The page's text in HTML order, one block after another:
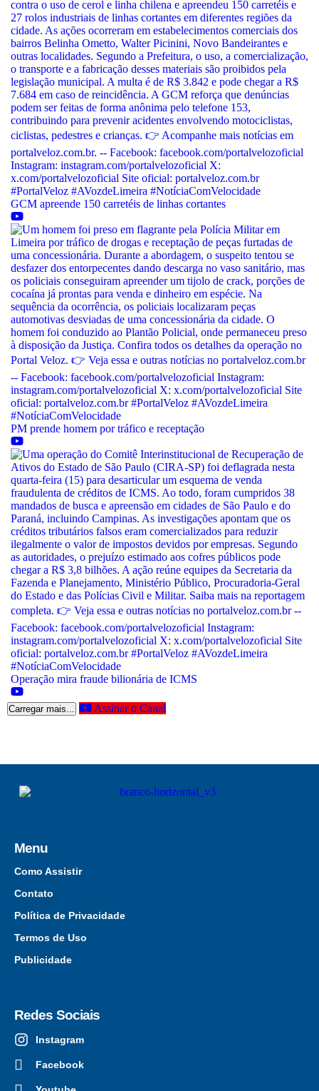
GCM apreende 150 carretéis de linhas cortantes
PM prende homem por tráfico e receptação
Operação mira fraude bilionária de ICMS
Carregar mais... Assinar o Canal
Menu
Como Assistir
Contato
Política de Privacidade
Termos de Uso
Publicidade
Redes Sociais
Instagram
Facebook